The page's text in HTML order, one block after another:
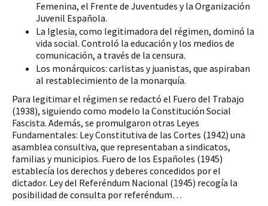
Femenina, el Frente de Juventudes y la Organización
Juvenil Española.
La Iglesia, como legitimadora del régimen, dominó la
vida social. Controló la educación y los medios de
comunicación, a través de la censura.
Los monárquicos: carlistas y juanistas, que aspiraban
al restablecimiento de la monarquía.
Para legitimar el régimen se redactó el Fuero del Trabajo
(1938), siguiendo como modelo la Constitución Social
Fascista. Además, se promulgaron otras Leyes
Fundamentales: Ley Constitutiva de las Cortes (1942) una
asamblea consultiva, que representaban a sindicatos,
familias y municipios. Fuero de los Españoles (1945)
establecía los derechos y deberes concedidos por el
dictador. Ley del Referéndum Nacional (1945) recogía la
posibilidad de consulta por referéndum…